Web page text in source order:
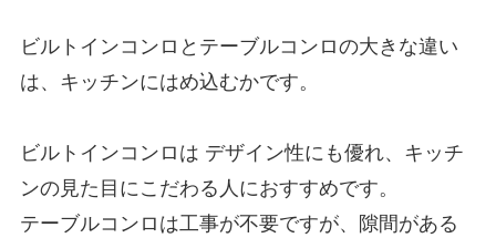
ビルトインコンロとテーブルコンロの大きな違い
は、キッチンにはめ込むかです。
ビルトインコンロは デザイン性にも優れ、キッチ
ンの見た目にこだわる人におすすめです。
テーブルコンロは工事が不要ですが、隙間がある